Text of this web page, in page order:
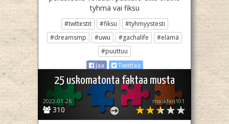
tyhmä vai fiksu
#twttestit #fiksu
#tyhmyystesti
#dreamsmp
#uwu #gachalife
#elämä
#puuttuu
Jaa
Twiittaa
25 uskomatonta faktaa musta
310
2022-01-26 maskfan101